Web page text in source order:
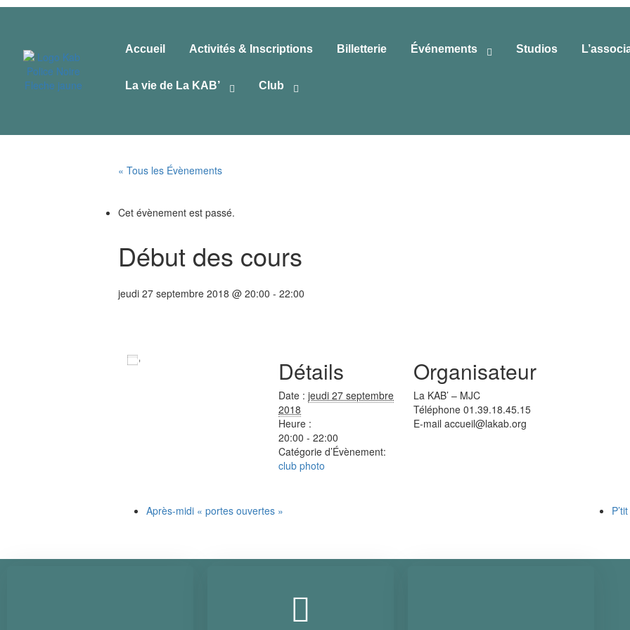
Accueil Activités & Inscriptions Billetterie Événements Studios
La vie de La KAB’ Club
« Tous les Évènements
Cet évènement est passé.
Début des cours
jeudi 27 septembre 2018 @ 20:00 - 22:00
Détails
Date : jeudi 27 septembre
2018
Heure :
20:00 - 22:00
Catégorie d’Évènement:
club photo
Organisateur
La KAB’ – MJC
Téléphone 01.39.18.45.15
E-mail accueil@lakab.org
Après-midi « portes ouvertes »